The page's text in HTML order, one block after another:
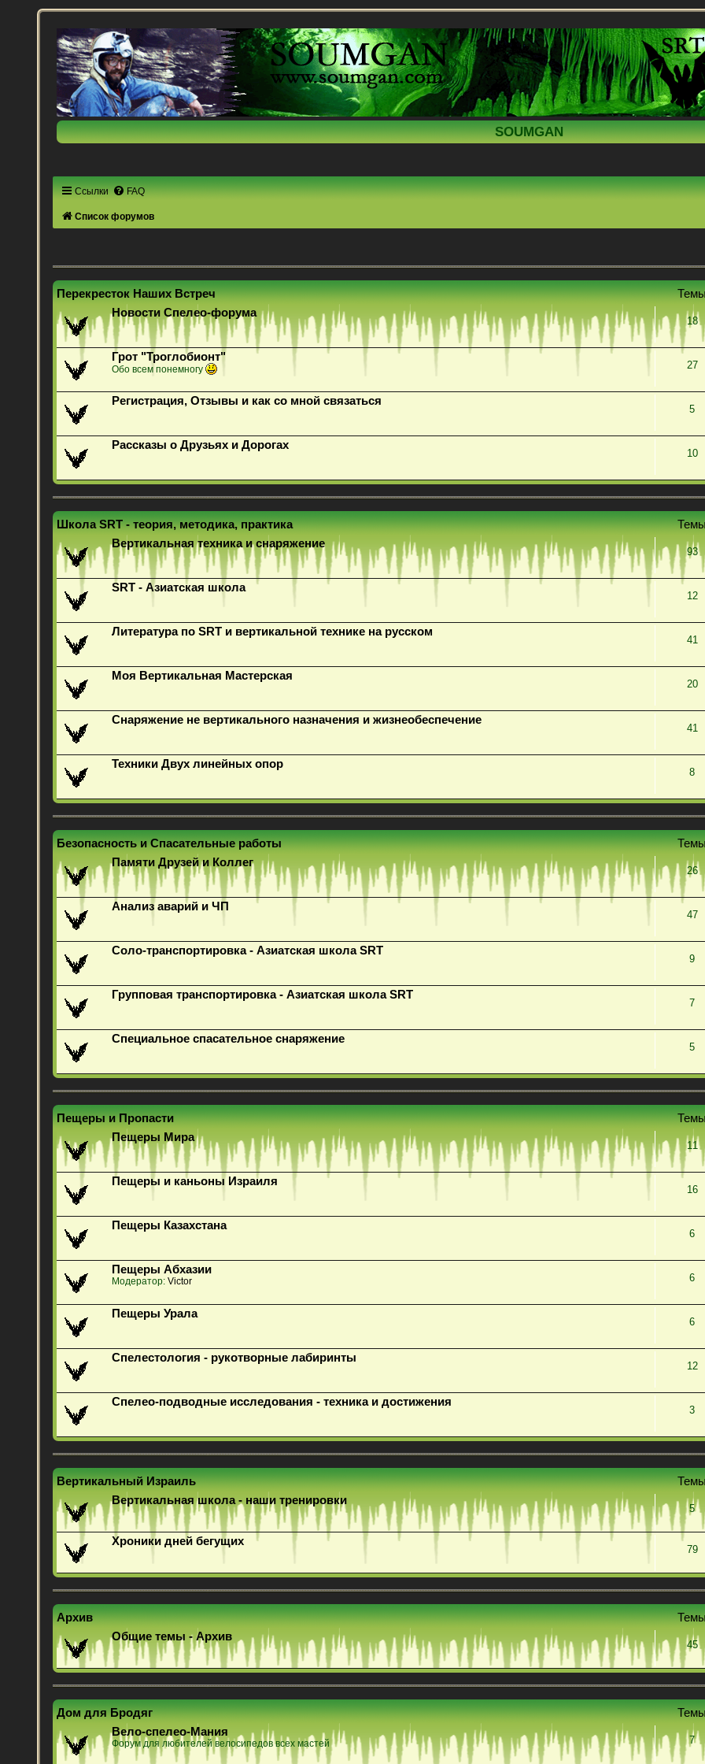
SOUMGAN
Ссылки FAQ
Список форумов
Перекресток Наших Встреч
Новости Спелео-форума
18
Грот "Троглобионт"
Обо всем понемногу 27
Регистрация, Отзывы и как со мной связаться
5
Рассказы о Друзьях и Дорогах
10
Школа SRT - теория, методика, практика
Вертикальная техника и снаряжение
93
SRT - Азиатская школа
12
Литература по SRT и вертикальной технике на русском
41
Моя Вертикальная Мастерская
20
Снаряжение не вертикального назначения и жизнеобеспечение
41
Техники Двух линейных опор
8
Безопасность и Спасательные работы
Памяти Друзей и Коллег
26
Анализ аварий и ЧП
47
Соло-транспортировка - Азиатская школа SRT
9
Групповая транспортировка - Азиатская школа SRT
7
Специальное спасательное снаряжение
5
Пещеры и Пропасти
Пещеры Мира
11
Пещеры и каньоны Израиля
16
Пещеры Казахстана
6
Пещеры Абхазии
Модератор: Victor 6
Пещеры Урала
6
Спелестология - рукотворные лабиринты
12
Спелео-подводные исследования - техника и достижения
3
Вертикальный Израиль
Вертикальная школа - наши тренировки
5
Хроники дней бегущих
79
Архив
Общие темы - Архив
45
Дом для Бродяг
Вело-спелео-Мания
Форум для любителей велосипедов всех мастей 7